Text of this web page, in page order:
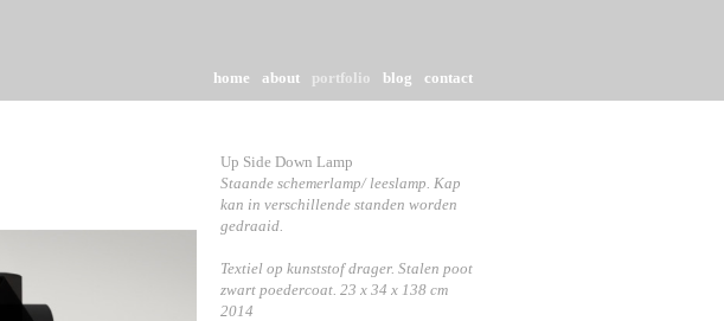
home about portfolio blog contact
Up Side Down Lamp
Staande schemerlamp/ leeslamp. Kap
kan in verschillende standen worden
gedraaid.
Textiel op kunststof drager. Stalen poot
zwart poedercoat. 23 x 34 x 138 cm
2014